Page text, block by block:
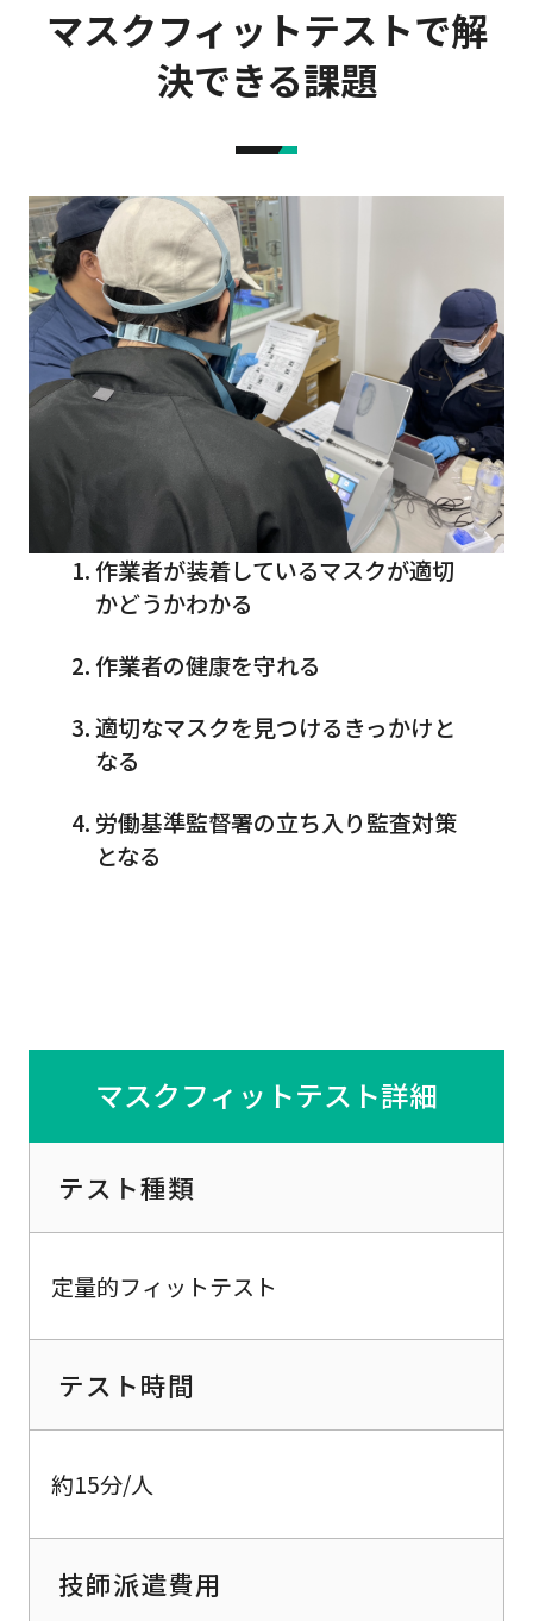
マスクフィットテストで解
決できる課題
作業者が装着しているマスクが適切
かどうかわかる
作業者の健康を守れる
適切なマスクを見つけるきっかけと
なる
労働基準監督署の立ち入り監査対策
となる
マスクフィットテスト詳細
テスト種類
定量的フィットテスト
テスト時間
約15分/人
技師派遣費用